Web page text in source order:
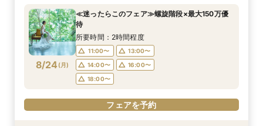
8/23(日)
16:30〜
フェアを予約
8/23(日)
15:00〜
16:30〜
18:00〜
フェアを予約
8/23(日)
16:30〜
フェアを予約
8/23(日)
16:30〜
フェアを予約
8/23(日)
13:00〜
15:00〜
17:00〜
フェアを予約
8/23(日)
16:30〜
フェアを予約
8/23(日)
16:30〜
フェアを予約
8/24 (月)
≪迷ったらこのフェア≫螺旋階段×最大150万優
待
所要時間：2時間程度
11:00〜
13:00〜
14:00〜
16:00〜
18:00〜
フェアを予約